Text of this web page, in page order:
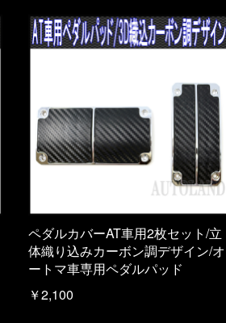
ペダルカバーAT車用2枚セット/立
体織り込みカーボン調デザイン/オ
ートマ車専用ペダルパッド
￥2,100